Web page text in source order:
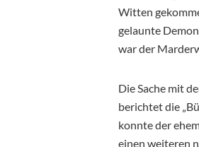
Witten
gelaunte
war der
Die Sache mit
berichtet die
konnte der
einen weiteren